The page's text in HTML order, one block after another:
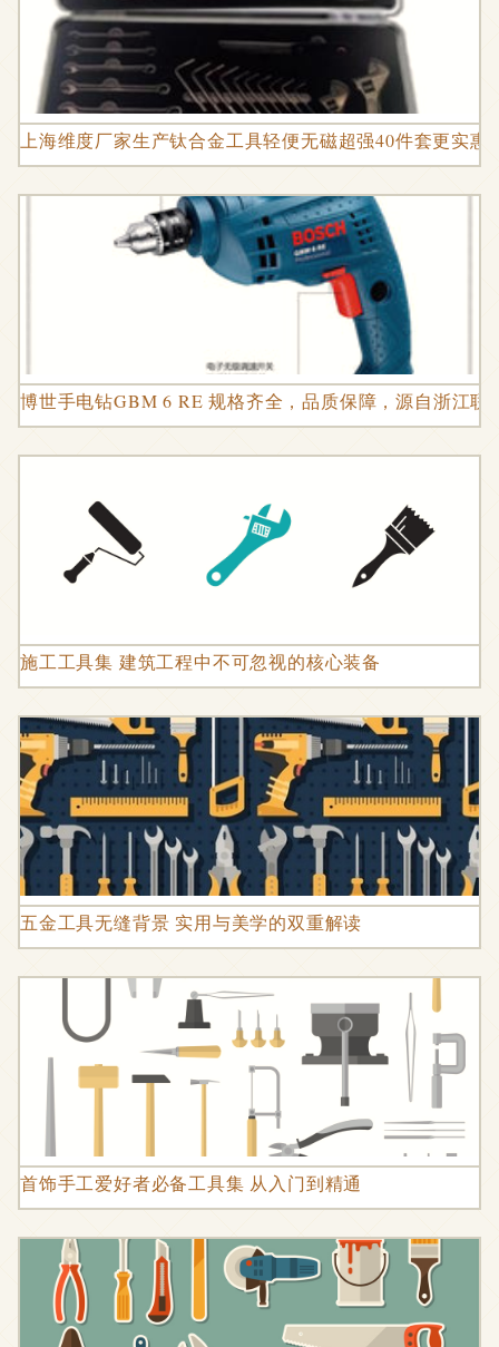
上海维度厂家生产钛合金工具轻便无磁超强40件套更实
博世手电钻GBM 6 RE 规格齐全，品质保障，源自浙江联
施工工具集 建筑工程中不可忽视的核心装备
五金工具无缝背景 实用与美学的双重解读
首饰手工爱好者必备工具集 从入门到精通